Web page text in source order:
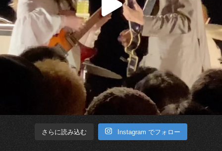
さらに読み込む Instagram でフォロー